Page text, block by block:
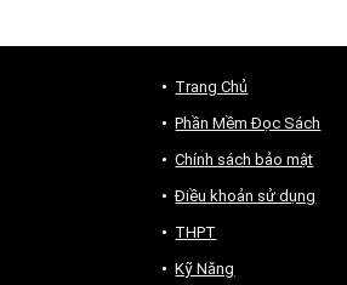
Trang Chủ
Phần Mềm Đọc Sách
Chính sách bảo mật
Điều khoản sử dụng
THPT
Kỹ Năng